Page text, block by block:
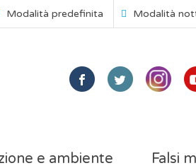
Modalità predefinita Modalità
e ambiente Falsi